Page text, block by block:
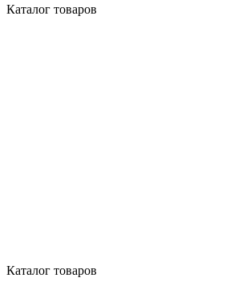
Каталог товаров
Каталог товаров